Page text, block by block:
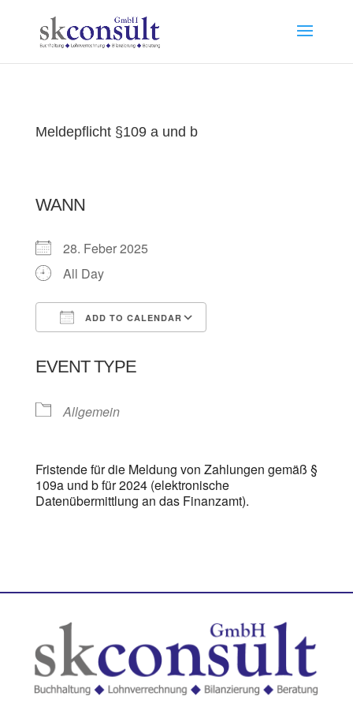
Meldepflicht §109 a und b
WANN
28. Feber 2025
All Day
ADD TO CALENDAR
EVENT TYPE
Allgemein
Fristende für die Meldung von Zahlungen gemäß §
109a und b für 2024 (elektronische
Datenübermittlung an das Finanzamt).